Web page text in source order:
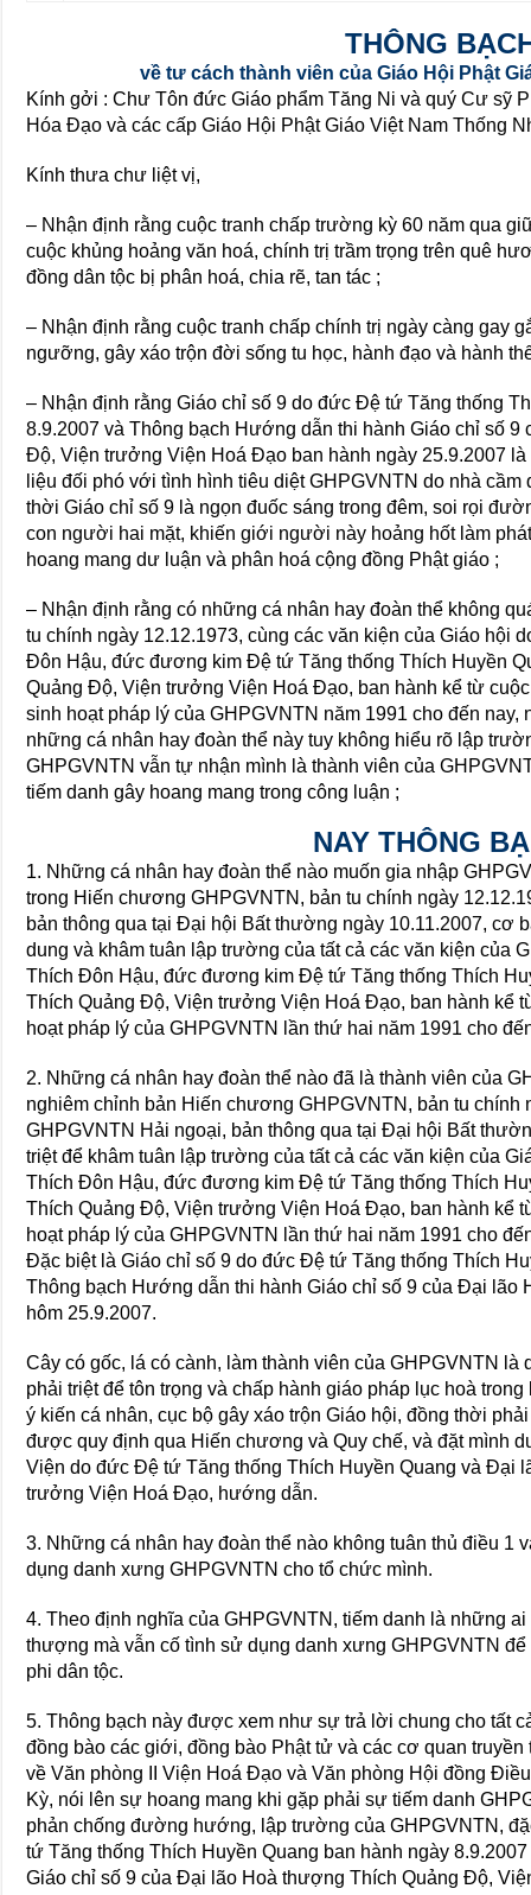
THÔNG
về tư cách thành viên của Giáo Hội Phật
Kính gởi : Chư Tôn đức Giáo phẩm Tăng Ni và quý Cư sỹ
Hóa Đạo và các cấp Giáo Hội Phật Giáo Việt Nam Thống
Kính thưa chư liệt vị,
– Nhận định rằng cuộc tranh chấp trường kỳ 60 năm qua
cuộc khủng hoảng văn hoá, chính trị trầm trọng trên quê
đồng dân tộc bị phân hoá, chia rẽ, tan tác ;
– Nhận định rằng cuộc tranh chấp chính trị ngày càng gay
ngưỡng, gây xáo trộn đời sống tu học, hành đạo và hành
– Nhận định rằng Giáo chỉ số 9 do đức Đệ tứ Tăng thống
8.9.2007 và Thông bạch Hướng dẫn thi hành Giáo chỉ số
Độ, Viện trưởng Viện Hoá Đạo ban hành ngày 25.9.2007
liệu đối phó với tình hình tiêu diệt GHPGVNTN do nhà
thời Giáo chỉ số 9 là ngọn đuốc sáng trong đêm, soi rọi
con người hai mặt, khiến giới người này hoảng hốt làm
hoang mang dư luận và phân hoá cộng đồng Phật giáo ;
– Nhận định rằng có những cá nhân hay đoàn thể không
tu chính ngày 12.12.1973, cùng các văn kiện của Giáo hội
Đôn Hậu, đức đương kim Đệ tứ Tăng thống Thích Huyền
Quảng Độ, Viện trưởng Viện Hoá Đạo, ban hành kể từ
sinh hoạt pháp lý của GHPGVNTN năm 1991 cho đến nay,
những cá nhân hay đoàn thể này tuy không hiểu rõ lập
GHPGVNTN vẫn tự nhận mình là thành viên của
tiếm danh gây hoang mang trong công luận ;
NAY THÔNG
1. Những cá nhân hay đoàn thể nào muốn gia nhập
trong Hiến chương GHPGVNTN, bản tu chính ngày
bản thông qua tại Đại hội Bất thường ngày 10.11.2007, cơ
dung và khâm tuân lập trường của tất cả các văn kiện của
Thích Đôn Hậu, đức đương kim Đệ tứ Tăng thống Thích
Thích Quảng Độ, Viện trưởng Viện Hoá Đạo, ban hành kể
hoạt pháp lý của GHPGVNTN lần thứ hai năm 1991 cho
2. Những cá nhân hay đoàn thể nào đã là thành viên của
nghiêm chỉnh bản Hiến chương GHPGVNTN, bản tu chính
GHPGVNTN Hải ngoại, bản thông qua tại Đại hội Bất
triệt để khâm tuân lập trường của tất cả các văn kiện của
Thích Đôn Hậu, đức đương kim Đệ tứ Tăng thống Thích
Thích Quảng Độ, Viện trưởng Viện Hoá Đạo, ban hành kể
hoạt pháp lý của GHPGVNTN lần thứ hai năm 1991 cho
Đặc biệt là Giáo chỉ số 9 do đức Đệ tứ Tăng thống Thích
Thông bạch Hướng dẫn thi hành Giáo chỉ số 9 của Đại lão
hôm 25.9.2007.
Cây có gốc, lá có cành, làm thành viên của GHPGVNTN
phải triệt để tôn trọng và chấp hành giáo pháp lục hoà
ý kiến cá nhân, cục bộ gây xáo trộn Giáo hội, đồng thời
được quy định qua Hiến chương và Quy chế, và đặt mình
Viện do đức Đệ tứ Tăng thống Thích Huyền Quang và Đại
trưởng Viện Hoá Đạo, hướng dẫn.
3. Những cá nhân hay đoàn thể nào không tuân thủ điều 1
dụng danh xưng GHPGVNTN cho tổ chức mình.
4. Theo định nghĩa của GHPGVNTN, tiếm danh là những
thượng mà vẫn cố tình sử dụng danh xưng GHPGVNTN
phi dân tộc.
5. Thông bạch này được xem như sự trả lời chung cho tất
đồng bào các giới, đồng bào Phật tử và các cơ quan
về Văn phòng II Viện Hoá Đạo và Văn phòng Hội đồng
Kỳ, nói lên sự hoang mang khi gặp phải sự tiếm danh
phản chống đường hướng, lập trường của GHPGVNTN,
tứ Tăng thống Thích Huyền Quang ban hành ngày
Giáo chỉ số 9 của Đại lão Hoà thượng Thích Quảng Độ,